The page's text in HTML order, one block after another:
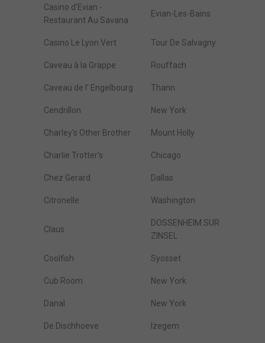
Casino d'Evian -
Restaurant Au Savana
Evian-Les-Bains
Casino Le Lyon Vert Tour De Salvagny
Caveau à la Grappe Rouffach
Caveau de l' Engelbourg Thann
Cendrillon New York
Charley's Other Brother Mount Holly
Charlie Trotter's Chicago
Chez Gerard Dallas
Citronelle Washington
Claus
DOSSENHEIM SUR
ZINSEL
Coolfish Syosset
Cub Room New York
Danal New York
De Dischhoeve Izegem